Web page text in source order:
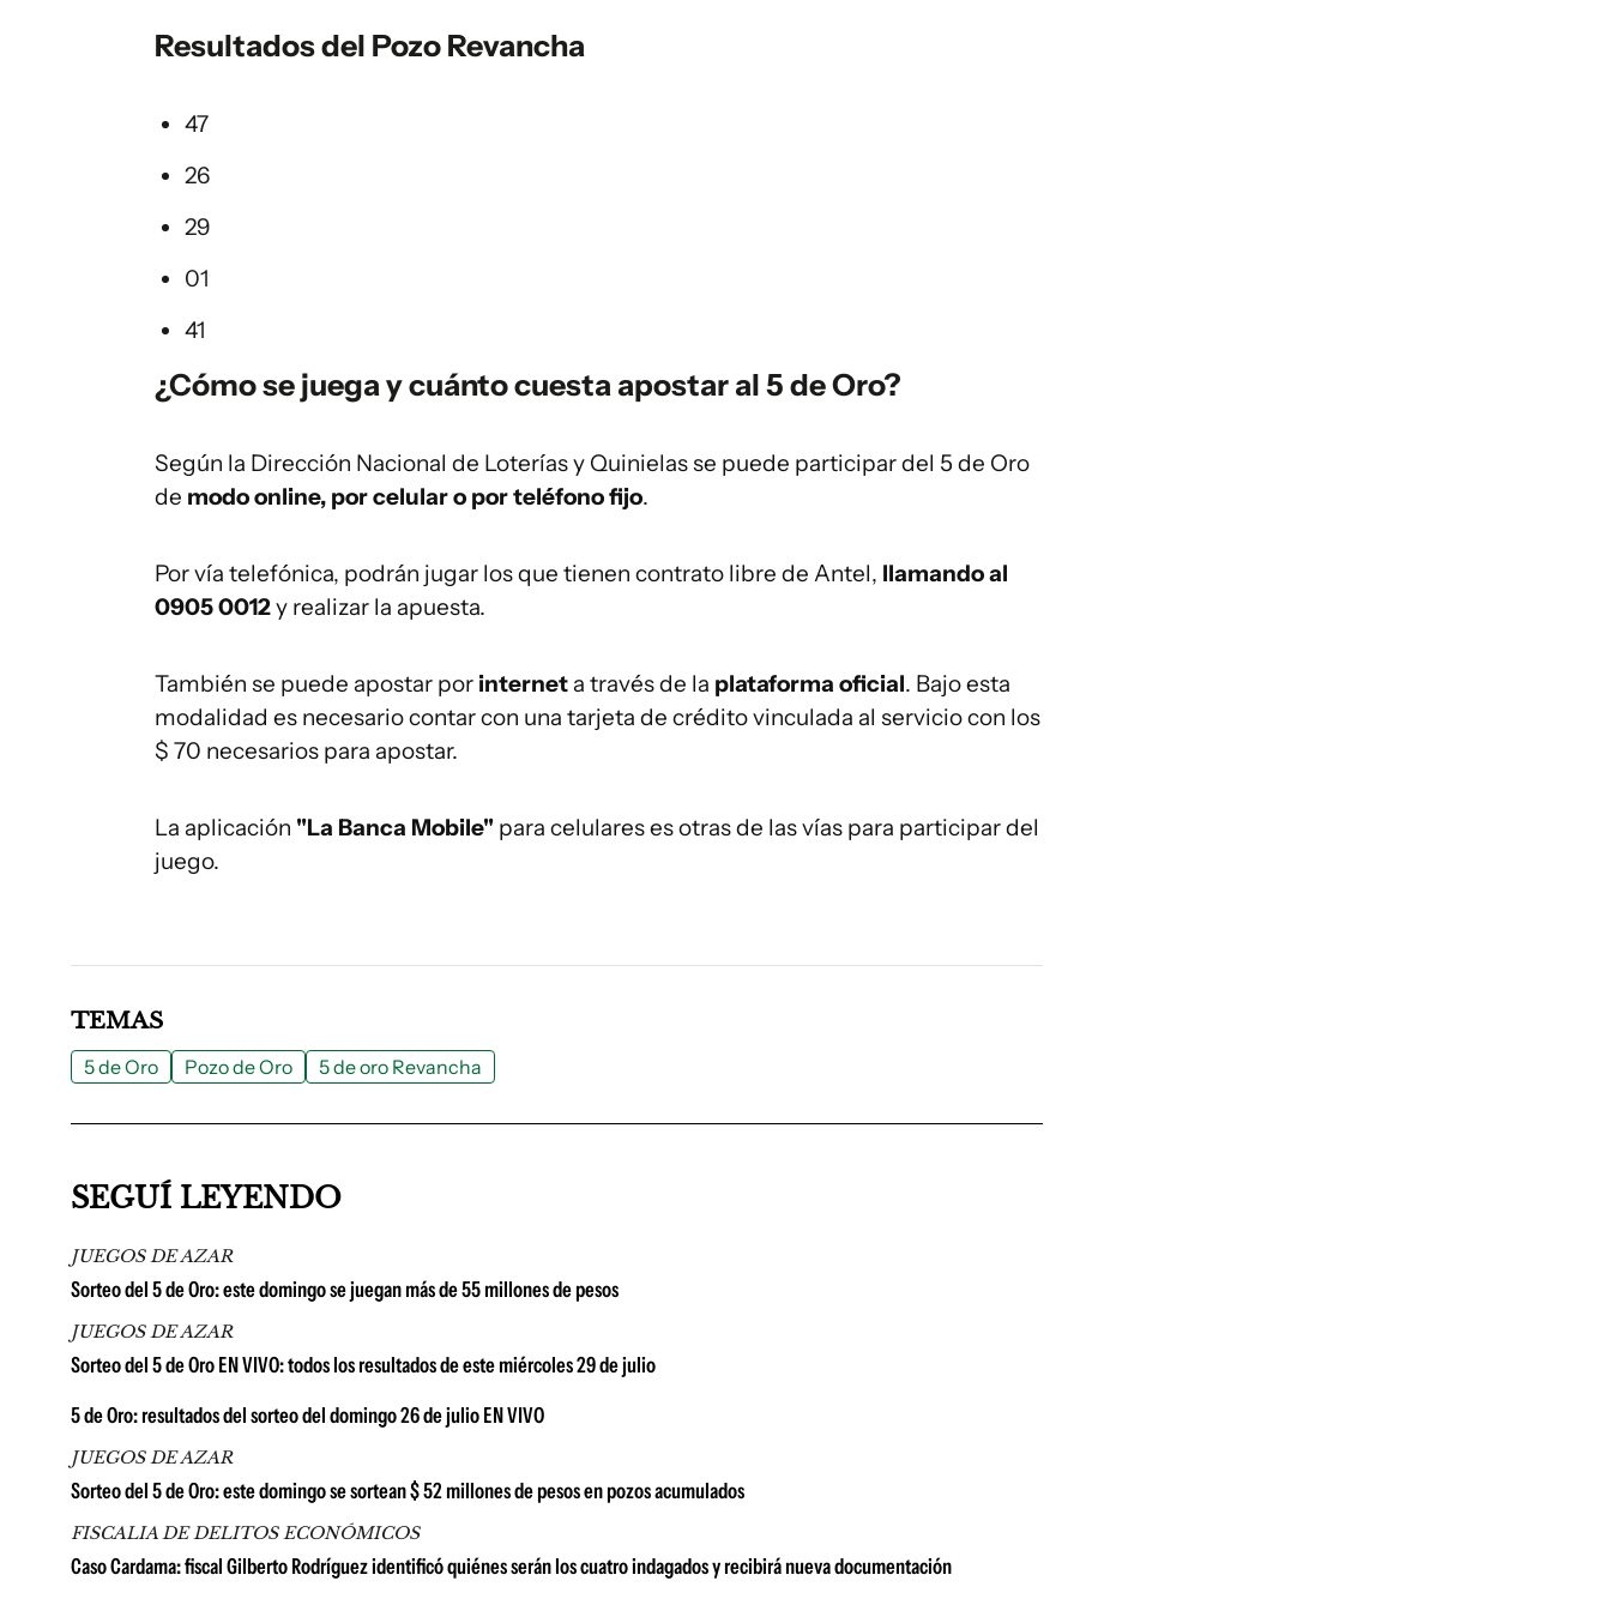
Resultados del Pozo Revancha
47
26
29
01
41
¿Cómo se juega y cuánto cuesta apostar al 5 de Oro?
Según la Dirección Nacional de Loterías y Quinielas se puede participar del 5 de Oro
de modo online, por celular o por teléfono fijo.
Por vía telefónica, podrán jugar los que tienen contrato libre de Antel, llamando al
0905 0012y realizar la apuesta.
También se puede apostar por internet a través de la plataforma oficial. Bajo esta
modalidad es necesario contar con una tarjeta de crédito vinculada al servicio con los
$ 70 necesarios para apostar.
La aplicación "La Banca Mobile" para celulares es otras de las vías para participar del
juego.
TEMAS
5 de Oro Pozo de Oro 5 de oro Revancha
SEGUÍ LEYENDO
JUEGOS DE AZAR
Sorteo del 5 de Oro: este domingo se juegan más de 55 millones de pesos
JUEGOS DE AZAR
Sorteo del 5 de Oro EN VIVO: todos los resultados de este miércoles 29 de julio
5 de Oro: resultados del sorteo del domingo 26 de julio EN VIVO
JUEGOS DE AZAR
Sorteo del 5 de Oro: este domingo se sortean $ 52 millones de pesos en pozos acumulados
FISCALIA DE DELITOS ECONÓMICOS
Caso Cardama: fiscal Gilberto Rodríguez identificó quiénes serán los cuatro indagados y recibirá nueva documentación